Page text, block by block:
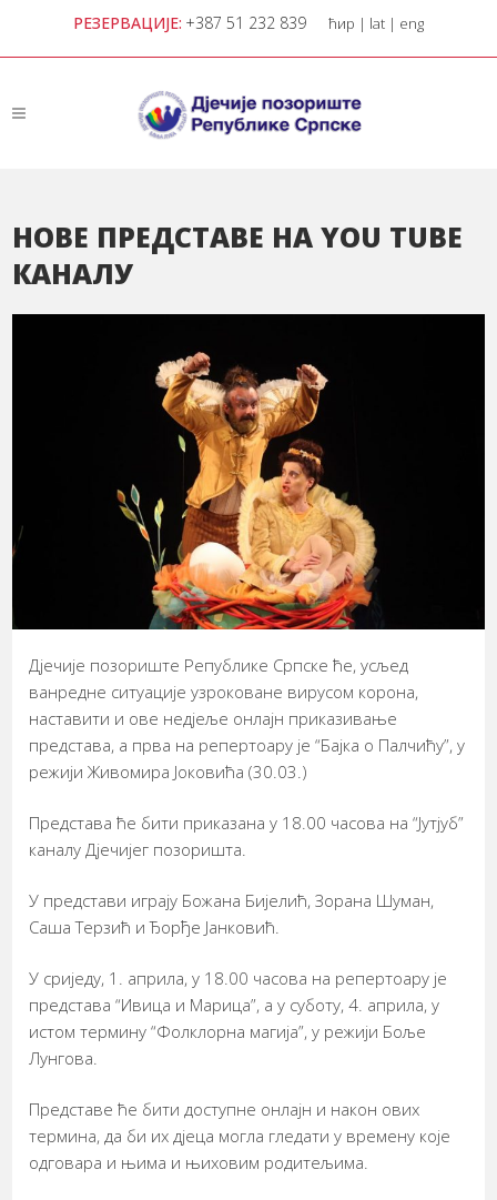
РЕЗЕРВАЦИЈЕ: +387 51 232 839 ћир | lat | eng
НОВE ПРЕДСТАВЕ НА YOU TUBE
КАНАЛУ
Дјечије позориште Републике Српске ће, усљед
ванредне ситуације узроковане вирусом корона,
наставити и ове недјеље онлајн приказивање
представа, а прва на репертоару је “Бајка о Палчићу”, у
режији Живомира Јоковића (30.03.)
Представа ће бити приказана у 18.00 часова на “Јутјуб”
каналу Дјечијег позоришта.
У представи играју Божана Бијелић, Зорана Шуман,
Саша Терзић и Ђорђе Јанковић.
У сриједу, 1. априла, у 18.00 часова на репертоару је
представа “Ивица и Марица”, а у суботу, 4. априла, у
истом термину “Фолклорна магија”, у режији Боље
Лунгова.
Представе ће бити доступне онлајн и након ових
термина, да би их дјеца могла гледати у времену које
одговара и њима и њиховим родитељима.